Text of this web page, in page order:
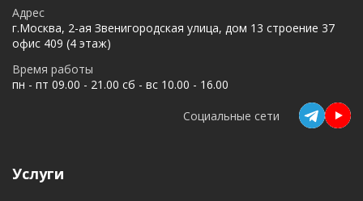
Услуги
Адрес
г.Москва, 2-ая Звенигородская улица, дом 13 строение 37
офис 409 (4 этаж)
Время работы
пн - пт 09.00 - 21.00 сб - вс 10.00 - 16.00
Социальные сети